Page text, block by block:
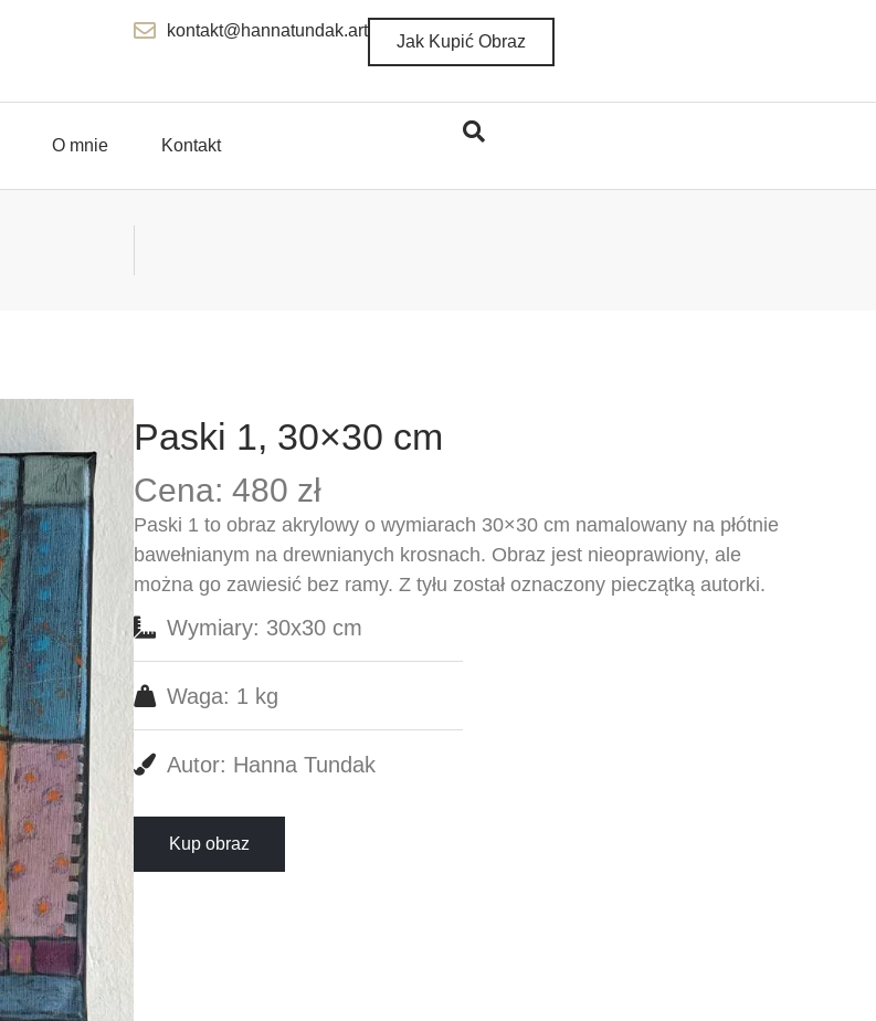
kontakt@hannatundak.art
Jak Kupić Obraz
O mnie Kontakt
Paski 1, 30×30 cm
Cena: 480 zł
Paski 1 to obraz akrylowy o wymiarach 30×30 cm namalowany na płótnie
bawełnianym na drewnianych krosnach. Obraz jest nieoprawiony, ale
można go zawiesić bez ramy. Z tyłu został oznaczony pieczątką autorki.
Wymiary: 30x30 cm
Waga: 1 kg
Autor: Hanna Tundak
Kup obraz